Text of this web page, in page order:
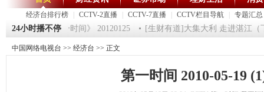
经济台排行榜 CCTV-2直播 CCTV-7直播 CCTV栏目导航 专题汇总
24小时播不停
师 5 《第一时间》 20120125 [生财有道]大集大利 走进湛江（下
中国网络电视台 >> 经济台 >> 正文
第一时间 2010-05-19